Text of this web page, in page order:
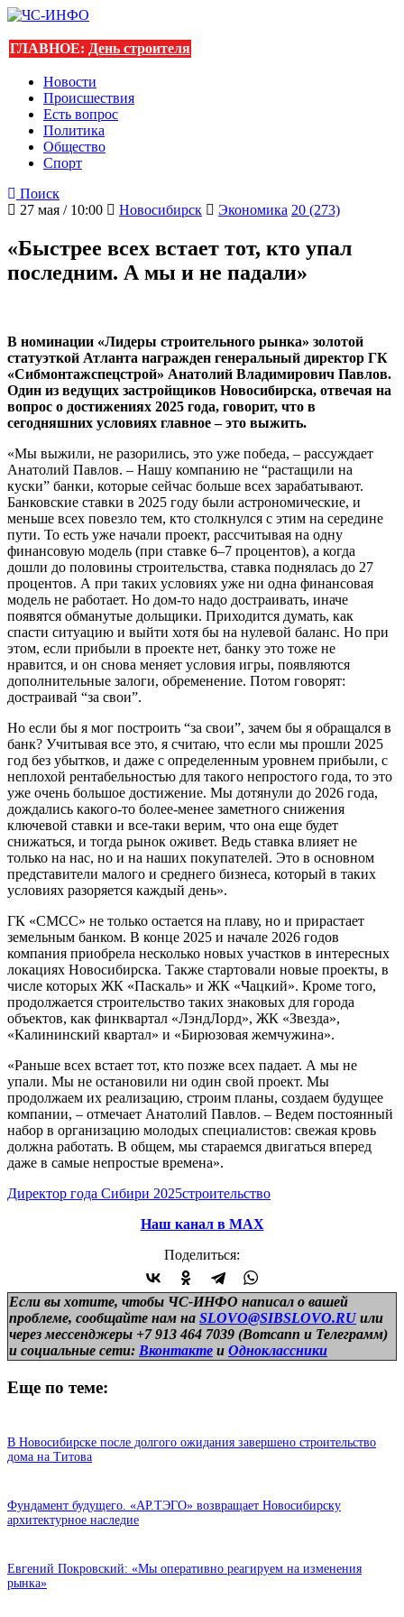
ГЛАВНОЕ: День строителя
Новости
Происшествия
Есть вопрос
Политика
Общество
Спорт
Поиск
27 мая / 10:00
Новосибирск Экономика 20 (273)
«Быстрее всех встает тот, кто упал
последним. А мы и не падали»
В номинации «Лидеры строительного рынка» золотой
статуэткой Атланта награжден генеральный директор ГК
«Сибмонтажспецстрой» Анатолий Владимирович Павлов.
Один из ведущих застройщиков Новосибирска, отвечая на
вопрос о достижениях 2025 года, говорит, что в
сегодняшних условиях главное – это выжить.
«Мы выжили, не разорились, это уже победа, – рассуждает
Анатолий Павлов. – Нашу компанию не “растащили на
куски” банки, которые сейчас больше всех зарабатывают.
Банковские ставки в 2025 году были астрономические, и
меньше всех повезло тем, кто столкнулся с этим на середине
пути. То есть уже начали проект, рассчитывая на одну
финансовую модель (при ставке 6–7 процентов), а когда
дошли до половины строительства, ставка поднялась до 27
процентов. А при таких условиях уже ни одна финансовая
модель не работает. Но дом-то надо достраивать, иначе
появятся обманутые дольщики. Приходится думать, как
спасти ситуацию и выйти хотя бы на нулевой баланс. Но при
этом, если прибыли в проекте нет, банку это тоже не
нравится, и он снова меняет условия игры, появляются
дополнительные залоги, обременение. Потом говорят:
достраивай “за свои”.
Но если бы я мог построить “за свои”, зачем бы я обращался в
банк? Учитывая все это, я считаю, что если мы прошли 2025
год без убытков, и даже с определенным уровнем прибыли, с
неплохой рентабельностью для такого непростого года, то это
уже очень большое достижение. Мы дотянули до 2026 года,
дождались какого-то более-менее заметного снижения
ключевой ставки и все-таки верим, что она еще будет
снижаться, и тогда рынок оживет. Ведь ставка влияет не
только на нас, но и на наших покупателей. Это в основном
представители малого и среднего бизнеса, который в таких
условиях разоряется каждый день».
ГК «СМСС» не только остается на плаву, но и прирастает
земельным банком. В конце 2025 и начале 2026 годов
компания приобрела несколько новых участков в интересных
локациях Новосибирска. Также стартовали новые проекты, в
числе которых ЖК «Паскаль» и ЖК «Чацкий». Кроме того,
продолжается строительство таких знаковых для города
объектов, как финквартал «ЛэндЛорд», ЖК «Звезда»,
«Калининский квартал» и «Бирюзовая жемчужина».
«Раньше всех встает тот, кто позже всех падает. А мы не
упали. Мы не остановили ни один свой проект. Мы
продолжаем их реализацию, строим планы, создаем будущее
компании, – отмечает Анатолий Павлов. – Ведем постоянный
набор в организацию молодых специалистов: свежая кровь
должна работать. В общем, мы стараемся двигаться вперед
даже в самые непростые времена».
Директор года Сибири 2025строительство
Наш канал в МАХ
Поделиться:
Если вы хотите, чтобы ЧС-ИНФО написал о вашей
проблеме, сообщайте нам на SLOVO@SIBSLOVO.RU или
через мессенджеры +7 913 464 7039 (Вотсапп и Телеграмм)
и социальные сети: Вконтакте и Одноклассники
Еще по теме:
В Новосибирске после долгого ожидания завершено строительство
дома на Титова
Фундамент будущего. «АР.ТЭГО» возвращает Новосибирску
архитектурное наследие
Евгений Покровский: «Мы оперативно реагируем на изменения
рынка»